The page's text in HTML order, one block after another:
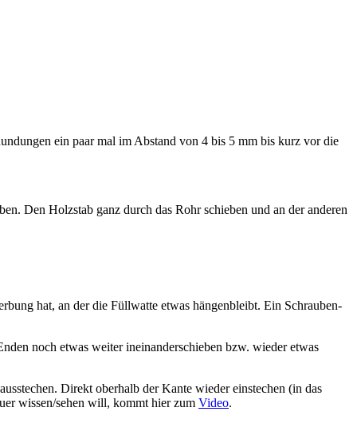
ein paar mal im Abstand von 4 bis 5 mm bis kurz vor die
Den Holz­stab ganz durch das Rohr schie­ben und an der ande­ren
hat, an der die Füll­wat­te etwas hän­gen­bleibt. Ein Schrau­ben­
noch etwas wei­ter inein­an­der­schie­ben bzw. wie­der etwas
Direkt ober­halb der Kan­te wie­der ein­ste­chen (in das
wissen/sehen will, kommt hier zum Video.